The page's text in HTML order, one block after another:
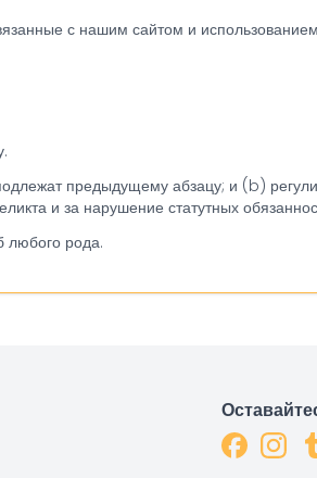
с нашим сайтом и использованием
предыдущему абзацу; и (b)
и за нарушение статутных
любого рода.